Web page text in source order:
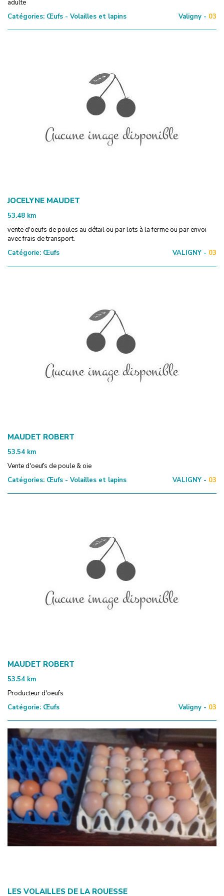
adulte
Catégories: Œufs - Volailles et lapins Valigny - 03
JOCELYNE MAUDET
53.48 km
vente d'oeufs de poules au détail ou par lots à la ferme ou par envoi
avec frais de transport.
Catégorie: Œufs VALIGNY - 03
MAUDET ROBERT
53.54 km
Vente d'oeufs de poule & oie
Catégories: Œufs - Volailles et lapins VALIGNY - 03
MAUDET ROBERT
53.54 km
Producteur d'oeufs
Catégorie: Œufs Valigny - 03
LES VOLAILLES DE LA ROUESSE